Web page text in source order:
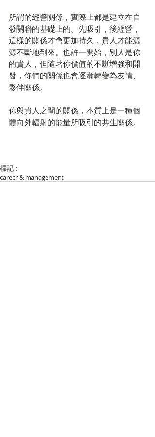
所謂的經營關係，實際上都是建立在自
發關聯的基礎上的。先吸引，後經營，
這樣的關係才會更加持久，貴人才能源
源不斷地到來。也許一開始，別人是你
的貴人，但隨著你價值的不斷增強和開
發，你們的關係也會逐漸轉變為友情、
夥伴關係。
你與貴人之間的關係，本質上是一種個
體向外輻射的能量所吸引的共生關係。
標記：
career & management